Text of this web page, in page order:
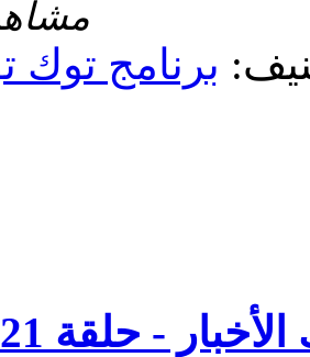
27817
برنامج توك
- حلقة 21 أغسطس